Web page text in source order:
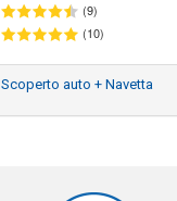
(9)
(10)
Scoperto auto + Navetta